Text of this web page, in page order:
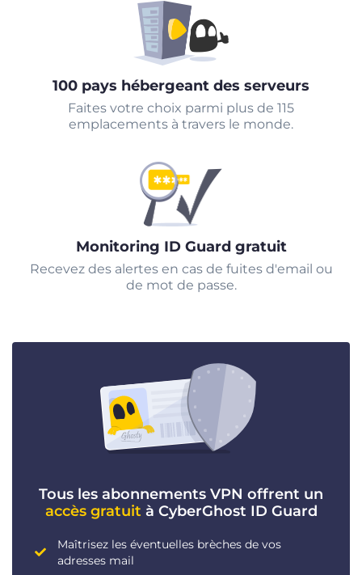
100 pays hébergeant des serveurs
Faites votre choix parmi plus de 115
emplacements à travers le monde.
Monitoring ID Guard gratuit
Recevez des alertes en cas de fuites d'email ou
de mot de passe.
Tous les abonnements VPN offrent un
accès gratuit à CyberGhost ID Guard
Maîtrisez les éventuelles brèches de vos
adresses mail